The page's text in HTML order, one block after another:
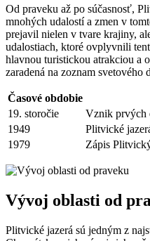
Od praveku až po súčasnosť,
mnohých udalostí a zmen v
prejavil nielen v tvare krajiny,
udalostiach, ktoré ovplyvnili
hlavnou turistickou atrakciou a
zaradená na zoznam svetového
Časové obdobie
19. storočie
Vznik prvých
1949
Plitvické
1979
Zápis
Vývoj oblasti od
Plitvické jazerá sú jedným z